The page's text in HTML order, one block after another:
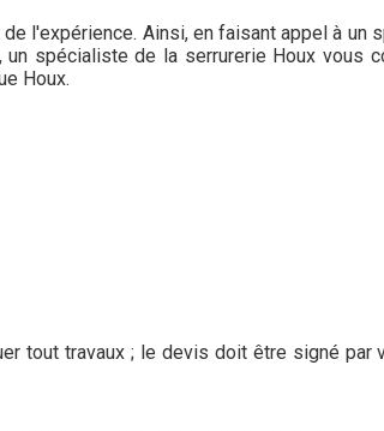
l'expérience. Ainsi, en faisant appel à un
spécialiste de la serrurerie Houx vous
Houx.
tout travaux ; le devis doit être signé